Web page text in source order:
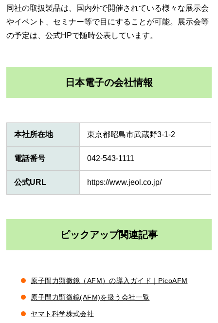
同社の取扱製品は、国内外で開催されている様々な展示会
やイベント、セミナー等で目にすることが可能。展示会等
の予定は、公式HPで随時公表しています。
日本電子の会社情報
本社所在地 東京都昭島市武蔵野3-1-2
電話番号 042-543-1111
公式URL https://www.jeol.co.jp/
ピックアップ関連記事
原子間力顕微鏡（AFM）の導入ガイド｜PicoAFM
原子間力顕微鏡(AFM)を扱う会社一覧
ヤマト科学株式会社